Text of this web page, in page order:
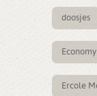
doosjes
Ercole